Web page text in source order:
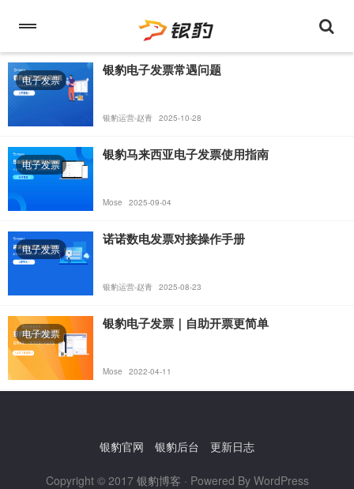
电子发票
银豹电子发票常遇问题
银豹运营-赵青 2025-10-28
电子发票
银豹马来西亚电子发票使用指南
Mose 2025-09-04
电子发票
诺诺数电发票对接操作手册
银豹运营-赵青 2025-08-23
电子发票
银豹电子发票｜自助开票更简单
Mose 2022-04-11
银豹官网 银豹后台 更新日志
Copyright © 2017 银豹博客 · Powered By WordPress